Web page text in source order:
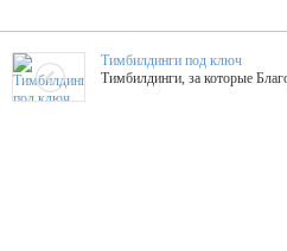
Тимбилдинги под ключ
Тимбилдинги, за которые